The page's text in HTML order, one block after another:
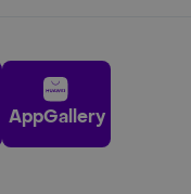
AppGallery